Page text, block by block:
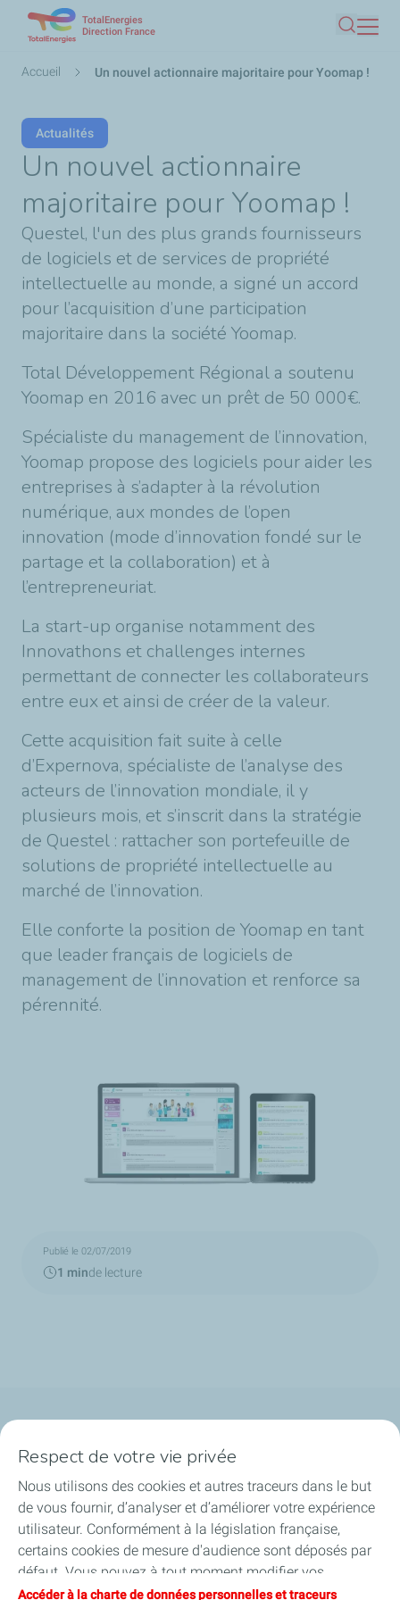
contenu
TotalEnergies
Direction France
Fil
Accueil Un nouvel actionnaire majoritaire pour Yoomap !
Actualités
Un nouvel actionnaire
majoritaire pour Yoomap !
Questel, l'un des plus grands fournisseurs
de logiciels et de services de propriété
intellectuelle au monde, a signé un accord
pour l’acquisition d’une participation
majoritaire dans la société Yoomap.
Total Développement Régional a soutenu
Yoomap en 2016 avec un prêt de 50 000€.
Spécialiste du management de l’innovation,
Yoomap propose des logiciels pour aider les
entreprises à s’adapter à la révolution
numérique, aux mondes de l’open
innovation (mode d’innovation fondé sur le
partage et la collaboration) et à
l’entrepreneuriat.
La start-up organise notamment des
Innovathons et challenges internes
permettant de connecter les collaborateurs
entre eux et ainsi de créer de la valeur.
Cette acquisition fait suite à celle
d’Expernova, spécialiste de l’analyse des
acteurs de l’innovation mondiale, il y
plusieurs mois, et s’inscrit dans la stratégie
de Questel : rattacher son portefeuille de
solutions de propriété intellectuelle au
marché de l’innovation.
Elle conforte la position de Yoomap en tant
que leader français de logiciels de
management de l’innovation et renforce sa
pérennité.
Publié le 02/07/2019
1 minde lecture
Financer les entreprises
Soutenir les projets industriels
Respect de votre vie privée
Nous utilisons des cookies et autres traceurs dans le but
de vous fournir, d’analyser et d’améliorer votre expérience
utilisateur. Conformément à la législation française,
certains cookies de mesure d'audience sont déposés par
défaut. Vous pouvez à tout moment modifier vos
paramètres de cookies en cliquant sur le bouton « Gérer
Accéder à la charte de données personnelles et traceurs